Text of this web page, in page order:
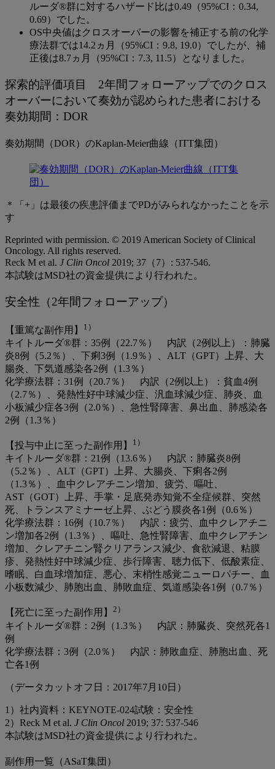
ルーダ®群に対するハザード比は0.49（95%CI：0.34,
0.69）でした。
OS中央値はクロスオーバーの影響を補正する前の化学
療法群では14.2ヵ月（95%CI：9.8, 19.0）でしたが、補
正後は8.7ヵ月（95%CI：7.3, 11.5）となりました。
探索的評価項目 2年間フォローアップでのクロス
オーバーにおいて奏効が認められた患者における
奏効期間：DOR
奏効期間（DOR）のKaplan-Meier曲線（ITT集団）
＊「+」は最後の疾患評価までPDがみられなかったことを示
す
Reprinted with permission. © 2019 American Society of Clinical
Oncology. All rights reserved.
Reck M et al. J Clin Oncol 2019; 37（7）: 537-546.
本試験はMSD社の資金提供により行われた。
安全性（2年間フォローアップ）
【重篤な副作用】 1）
キイトルーダ®群：35例（22.7％） 内訳（2例以上）：肺臓
炎8例（5.2％）、下痢3例（1.9％）、ALT（GPT）上昇、大
腸炎、下気道感染各2例（1.3％）
化学療法群：31例（20.7％） 内訳（2例以上）：貧血4例
（2.7％）、発熱性好中球減少症、汎血球減少症、肺炎、血
小板減少症各3例（2.0％）、急性腎障害、鼻出血、肺感染各
2例（1.3％）
【投与中止に至った副作用】 1）
キイトルーダ®群：21例（13.6％） 内訳：肺臓炎8例
（5.2％）、ALT（GPT）上昇、大腸炎、下痢各2例
（1.3％）、血中クレアチニン増加、疲労、嘔吐、
AST（GOT）上昇、手掌・足底発赤知覚不全症候群、突然
死、トランスアミナーゼ上昇、ぶどう膜炎各1例（0.6％）
化学療法群：16例（10.7％） 内訳：疲労、血中クレアチニ
ン増加各2例（1.3％）、嘔吐、急性腎障害、血中クレアチン
増加、クレアチニン腎クリアランス減少、食欲減退、粘膜
疹、発熱性好中球減少症、歩行障害、聴力低下、低酸素症、
嗜眠、白血球増加症、悪心、末梢性感覚ニューロパチー、血
小板数減少、肺胞出血、肺敗血症、気道感染各1例（0.7％）
【死亡に至った副作用】 2）
キイトルーダ®群：2例（1.3％） 内訳：肺臓炎、突然死各1
例
化学療法群：3例（2.0％） 内訳：肺敗血症、肺胞出血、死
亡各1例
（データカットオフ日：2017年7月10日）
1）社内資料：KEYNOTE-024試験：安全性
2）Reck M et al. J Clin Oncol 2019; 37: 537-546
本試験はMSD社の資金提供により行われた。
副作用一覧（ASaT集団）